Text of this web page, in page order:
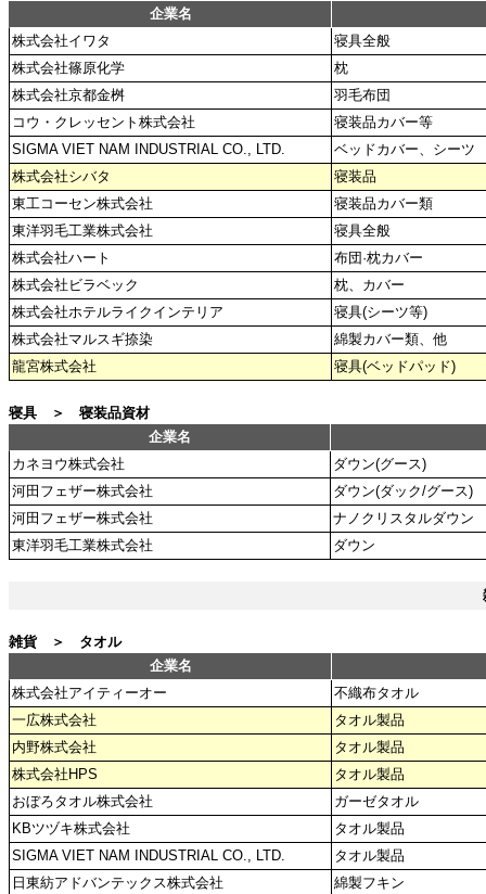
企業名
株式会社イワタ
寝具全般
株式会社篠原化学
枕
株式会社京都金桝
羽毛布団
コウ・クレッセント株式会社
寝装品カバー等
SIGMA VIET NAM INDUSTRIAL CO., LTD.
ベッドカバー、シーツ
株式会社シバタ
寝装品
東工コーセン株式会社
寝装品カバー類
東洋羽毛工業株式会社
寝具全般
株式会社ハート
布団·枕カバー
株式会社ビラベック
枕、カバー
株式会社ホテルライクインテリア
寝具(シーツ等)
株式会社マルスギ捺染
綿製カバー類、他
龍宮株式会社
寝具(ベッドパッド)
寝具 ＞ 寝装品資材
企業名
カネヨウ株式会社
ダウン(グース)
河田フェザー株式会社
ダウン(ダック/グース)
河田フェザー株式会社
ナノクリスタルダウン
東洋羽毛工業株式会社
ダウン
雑貨 ＞ タオル
企業名
株式会社アイティーオー
不織布タオル
一広株式会社
タオル製品
内野株式会社
タオル製品
株式会社HPS
タオル製品
おぼろタオル株式会社
ガーゼタオル
KBツヅキ株式会社
タオル製品
SIGMA VIET NAM INDUSTRIAL CO., LTD.
タオル製品
日東紡アドバンテックス株式会社
綿製フキン